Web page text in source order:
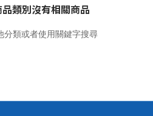
類別沒有相關商品
分類或者使用關鍵字搜尋